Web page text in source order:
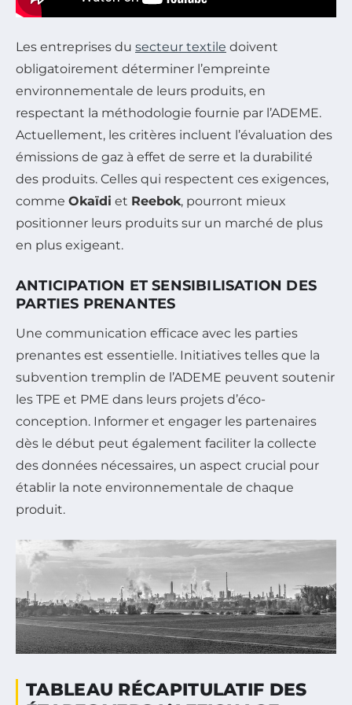
Les entreprises du secteur textile doivent
obligatoirement déterminer l’empreinte
environnementale de leurs produits, en
respectant la méthodologie fournie par l’ADEME.
Actuellement, les critères incluent l’évaluation des
émissions de gaz à effet de serre et la durabilité
des produits. Celles qui respectent ces exigences,
comme Okaïdi et Reebok, pourront mieux
positionner leurs produits sur un marché de plus
en plus exigeant.
ANTICIPATION ET SENSIBILISATION DES
PARTIES PRENANTES
Une communication efficace avec les parties
prenantes est essentielle. Initiatives telles que la
subvention tremplin de l’ADEME peuvent soutenir
les TPE et PME dans leurs projets d’éco-
conception. Informer et engager les partenaires
dès le début peut également faciliter la collecte
des données nécessaires, un aspect crucial pour
établir la note environnementale de chaque
produit.
TABLEAU RÉCAPITULATIF DES